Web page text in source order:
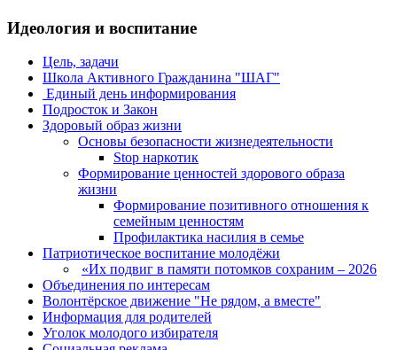
Идеология и воспитание
Цель, задачи
Школа Активного Гражданина "ШАГ"
Единый день информирования
Подросток и Закон
Здоровый образ жизни
Основы безопасности жизнедеятельности
Stop наркотик
Формирование ценностей здорового образа
жизни
Формирование позитивного отношения к
семейным ценностям
Профилактика насилия в семье
Патриотическое воспитание молодёжи
«Их подвиг в памяти потомков сохраним – 2026
Объединения по интересам
Волонтёрское движение "Не рядом, а вместе"
Информация для родителей
Уголок молодого избирателя